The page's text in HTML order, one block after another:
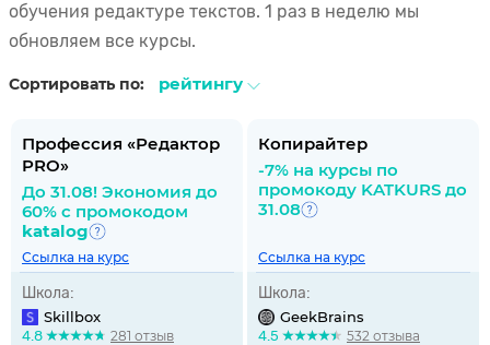
обучения редактуре текстов. 1 раз в неделю мы
обновляем все курсы.
Сортировать по: рейтингу
Профессия «Редактор
PRO»
До 31.08! Экономия до
60% с промокодом
katalog
Ссылка на курс
Школа:
Skillbox
4.8 281 отзыв
Копирайтер
-7% на курсы по
промокоду KATKURS до
31.08
Ссылка на курс
Школа:
GeekBrains
4.5 532 отзыва